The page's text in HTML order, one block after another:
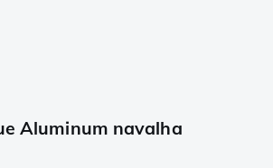
Aluminum navalha